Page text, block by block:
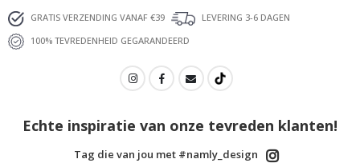
GRATIS VERZENDING VANAF €39
LEVERING 3-6 DAGEN
100% TEVREDENHEID GEGARANDEERD
Echte inspiratie van onze tevreden klanten!
Tag die van jou met #namly_design